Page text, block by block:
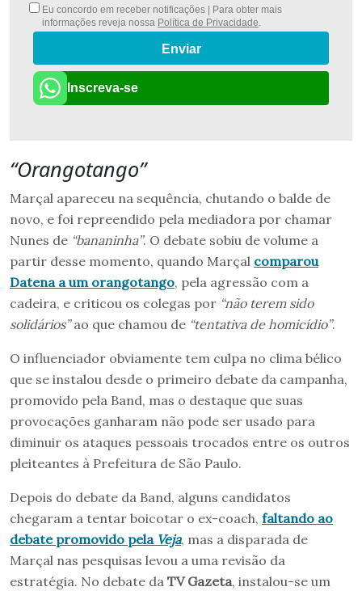
Eu concordo em receber notificações | Para obter mais
informações reveja nossa Política de Privacidade
Enviar
Inscreva-se
“Orangotango”
Marçal apareceu na sequência, chutando o balde de
novo, e foi repreendido pela mediadora por chamar
Nunes de “bananinha”. O debate sobiu de volume a
partir desse momento, quando Marçal comparou
Datena a um orangotango, pela agressão com a
cadeira, e criticou os colegas por “não terem sido
solidários”ao que chamou de “tentativa de homicídio”.
O influenciador obviamente tem culpa no clima bélico
que se instalou desde o primeiro debate da campanha,
promovido pela Band, mas o destaque que suas
provocações ganharam não pode ser usado para
diminuir os ataques pessoais trocados entre os outros
pleiteantes à Prefeitura de São Paulo.
Depois do debate da Band, alguns candidatos
chegaram a tentar boicotar o ex-coach, faltando ao
debate promovido pela Veja, mas a disparada de
Marçal nas pesquisas levou a uma revisão da
estratégia. No debate da TV Gazeta, instalou-se um